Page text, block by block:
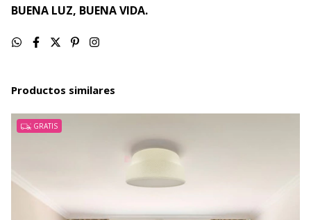
BUENA LUZ, BUENA VIDA.
Productos similares
GRATIS